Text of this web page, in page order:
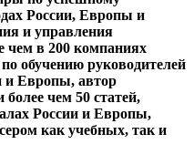
России, Европы и
и управления
чем в 200 компаниях
обучению руководителей
и Европы, автор
чем 50 статей,
России и Европы,
как учебных, так и